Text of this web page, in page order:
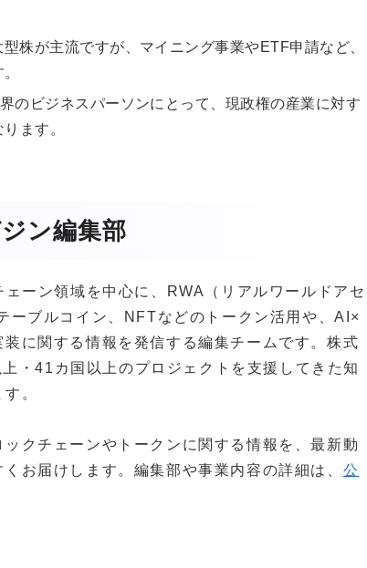
株が主流ですが、マイニング事業やETF申請など、
のビジネスパーソンにとって、現政権の産業に対す
ます。
ン編集部
ーン領域を中心に、RWA（リアルワールドアセ
ーブルコイン、NFTなどのトークン活用や、AI×
に関する情報を発信する編集チームです。株式
・41カ国以上のプロジェクトを支援してきた知
。
クチェーンやトークンに関する情報を、最新動
お届けします。編集部や事業内容の詳細は、 公